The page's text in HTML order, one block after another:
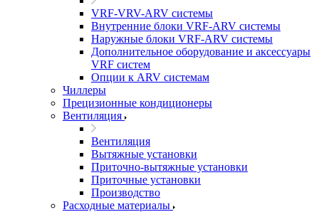
VRF-VRV-ARV системы
Внутренние блоки VRF-ARV системы
Наружные блоки VRF-ARV системы
Дополнительное оборудование и аксессуары
VRF систем
Опции к ARV системам
Чиллеры
Прецизионные кондиционеры
Вентиляция
Вентиляция
Вытяжные установки
Приточно-вытяжные установки
Приточные установки
Производство
Расходные материалы